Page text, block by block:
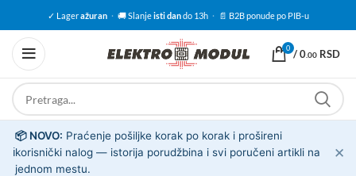
✓ Lageražuran · 🚚 Slanjeisti dando 13h · 📄 B2B ponude po PIB-u
0 /0.00 RSD
ℹ️
📦 NOVO: Praćenje pošiljke korak po korak i prošireni
korisnički nalog — istorija porudžbina i svi poručeni artikli na
jednom mestu.
✕